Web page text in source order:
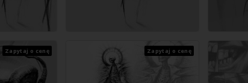
Zapytaj o cenę Zapytaj o cenę